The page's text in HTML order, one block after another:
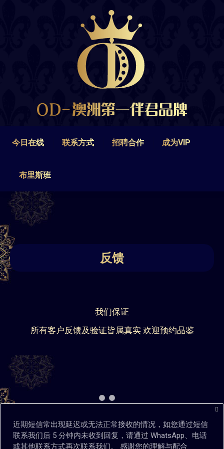
今日在线 联系方式 招聘合作 成为VIP
布里斯班
反馈
我们保证
所有客户反馈及验证皆属真实 欢迎预约品鉴
近期短信常出现延迟或无法正常接收的情况，如您通过短信
联系我们后 5 分钟内未收到回复，请通过 WhatsApp、电话
或其他联系方式再次联系我们。 感谢您的理解与配合
联系方式 招聘合作
布里斯班